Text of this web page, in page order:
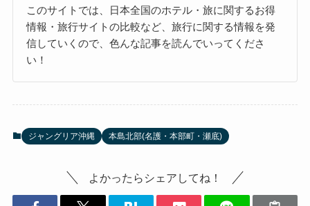
このサイトでは、日本全国のホテル・旅に関するお得
情報・旅行サイトの比較など、旅行に関する情報を発
信していくので、色んな記事を読んでいってくださ
い！
ジャングリア沖縄 本島北部(名護・本部町・瀬底)
よかったらシェアしてね！